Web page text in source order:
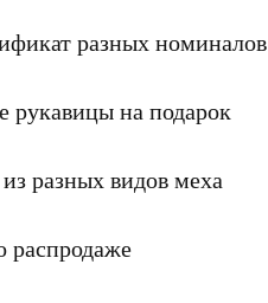
разных номиналов
на подарок
разных видов меха
распродаже